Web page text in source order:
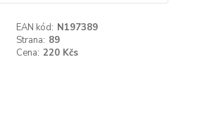
EAN kód: N197389
Strana: 89
Cena: 220 Kčs